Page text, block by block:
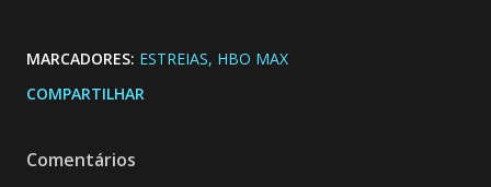
MARCADORES: ESTREIAS HBO MAX
COMPARTILHAR
Comentários